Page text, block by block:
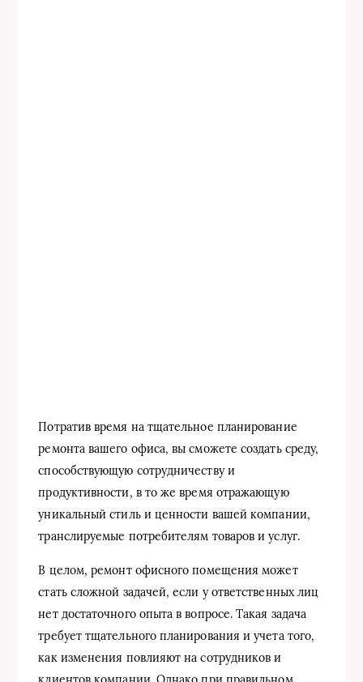
Потратив время на тщательное планирование
ремонта вашего офиса, вы сможете создать среду,
способствующую сотрудничеству и
продуктивности, в то же время отражающую
уникальный стиль и ценности вашей компании,
транслируемые потребителям товаров и услуг.
В целом, ремонт офисного помещения может
стать сложной задачей, если у ответственных лиц
нет достаточного опыта в вопросе. Такая задача
требует тщательного планирования и учета того,
как изменения повлияют на сотрудников и